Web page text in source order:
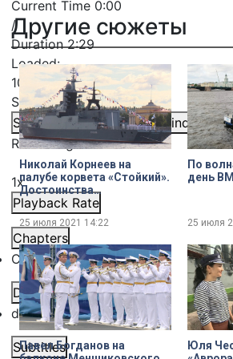
Current Time 0:00
/
Duration2:29
Loaded:
10.40%
Stream TypeLIVE
Seek to live, currently behind live
Remaining Time-2:29
1x
Playback Rate
Chapters
Chapters
Descriptions
descriptions off , selected
Subtitles
Другие сюжеты
Николай Корнеев на
палубе корвета «Стойкий».
Достоинства
многоцелевого корабля
ближней морской зоны
25 июля 2021 14:22
По
день
25 июля
Павел Богданов на
Юля